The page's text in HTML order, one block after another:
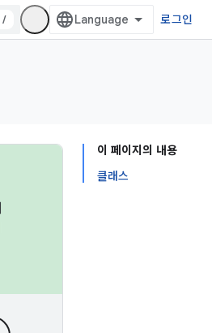
/ 로그인
이 페이지의 내용
클래스